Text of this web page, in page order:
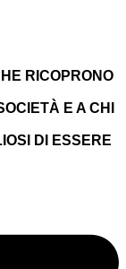
RICOPRONO
E A CHI
DI ESSERE